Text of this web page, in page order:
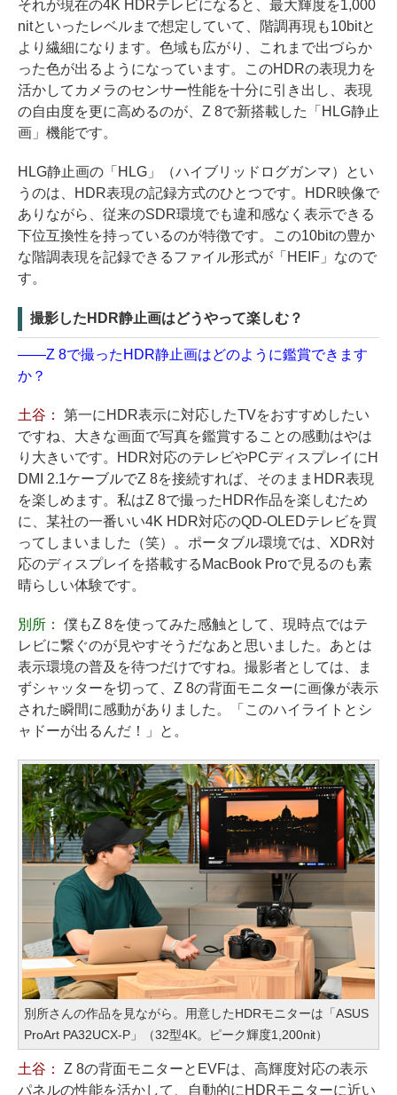
それが現在の4K HDRテレビになると、最大輝度を1,000
nitといったレベルまで想定していて、階調再現も10bitと
より繊細になります。色域も広がり、これまで出づらか
った色が出るようになっています。このHDRの表現力を
活かしてカメラのセンサー性能を十分に引き出し、表現
の自由度を更に高めるのが、Z 8で新搭載した「HLG静止
画」機能です。
HLG静止画の「HLG」（ハイブリッドログガンマ）とい
うのは、HDR表現の記録方式のひとつです。HDR映像で
ありながら、従来のSDR環境でも違和感なく表示できる
下位互換性を持っているのが特徴です。この10bitの豊か
な階調表現を記録できるファイル形式が「HEIF」なので
す。
撮影したHDR静止画はどうやって楽しむ？
——Z 8で撮ったHDR静止画はどのように鑑賞できます
か？
土谷： 第一にHDR表示に対応したTVをおすすめしたい
ですね、大きな画面で写真を鑑賞することの感動はやは
り大きいです。HDR対応のテレビやPCディスプレイにH
DMI 2.1ケーブルでZ 8を接続すれば、そのままHDR表現
を楽しめます。私はZ 8で撮ったHDR作品を楽しむため
に、某社の一番いい4K HDR対応のQD-OLEDテレビを買
ってしまいました（笑）。ポータブル環境では、XDR対
応のディスプレイを搭載するMacBook Proで見るのも素
晴らしい体験です。
別所： 僕もZ 8を使ってみた感触として、現時点ではテ
レビに繋ぐのが見やすそうだなあと思いました。あとは
表示環境の普及を待つだけですね。撮影者としては、ま
ずシャッターを切って、Z 8の背面モニターに画像が表示
された瞬間に感動がありました。「このハイライトとシ
ャドーが出るんだ！」と。
別所さんの作品を見ながら。用意したHDRモニターは「ASUS
ProArt PA32UCX-P」（32型4K。ピーク輝度1,200nit）
土谷： Z 8の背面モニターとEVFは、高輝度対応の表示
パネルの性能を活かして、自動的にHDRモニターに近い